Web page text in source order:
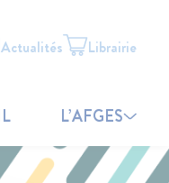
Actualités Librairie
L’AFGES